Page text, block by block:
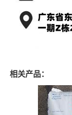
相关产品：